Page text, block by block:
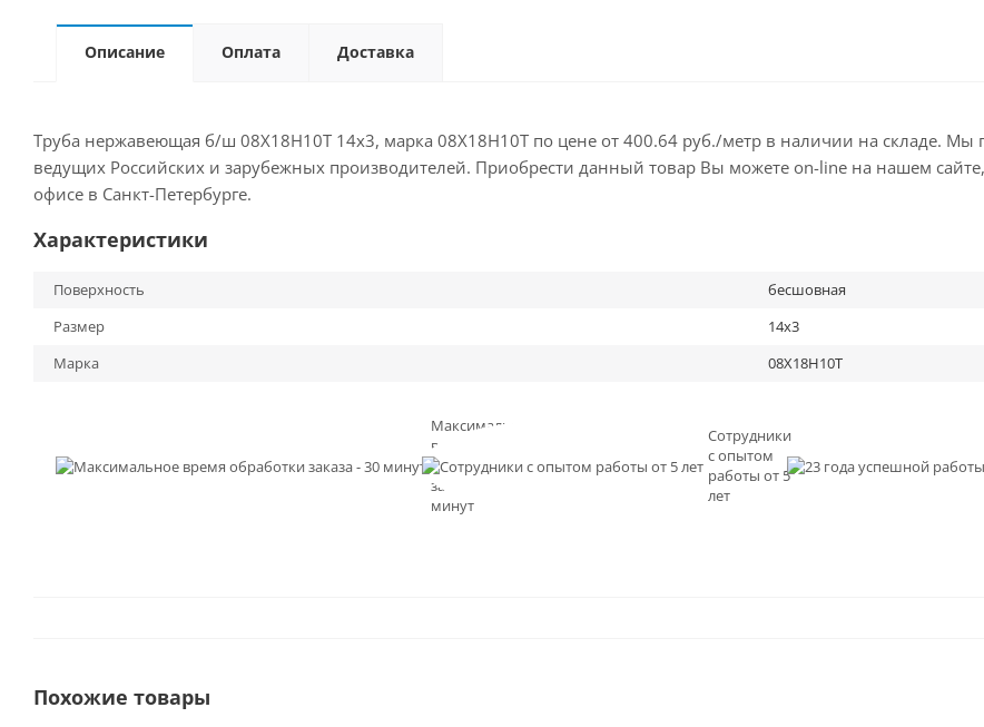
Описание Оплата Доставка
Труба нержавеющая б/ш 08Х18Н10Т 14х3, марка 08Х18Н10Т по цене от 400.64 руб./метр в наличии на складе. Мы
ведущих Российских и зарубежных производителей. Приобрести данный товар Вы можете on-line на нашем
офисе в Санкт-Петербурге.
Характеристики
Поверхность
бесшовная
Размер
14х3
Марка
08Х18Н10Т
Максимальное
время
обработки
заказа - 30
минут
Сотрудники
с опытом
работы от 5
лет
Похожие товары